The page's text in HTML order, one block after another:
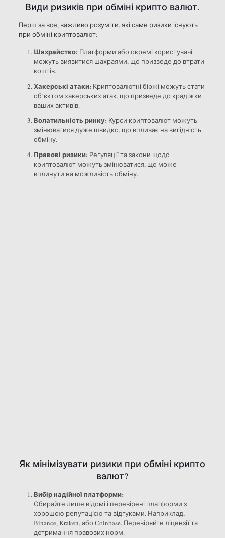
Види ризиків при обміні крипто валют.
Перш за все, важливо розуміти, які саме ризики існують
при обміні криптовалют:
Шахрайство: Платформи або окремі користувачі
можуть виявитися шахраями, що призведе до втрати
коштів.
Хакерські атаки: Криптовалютні біржі можуть стати
об’єктом хакерських атак, що призведе до крадіжки
ваших активів.
Волатильність ринку: Курси криптовалют можуть
змінюватися дуже швидко, що впливає на вигідність
обміну.
Правові ризики: Регуляції та закони щодо
криптовалют можуть змінюватися, що може
вплинути на можливість обміну.
Як мінімізувати ризики при обміні крипто
валют?
Вибір надійної платформи:
Обирайте лише відомі і перевірені платформи з
хорошою репутацією та відгуками. Наприклад,
Binance, Kraken, або Coinbase. Перевіряйте ліцензії та
дотримання правових норм.